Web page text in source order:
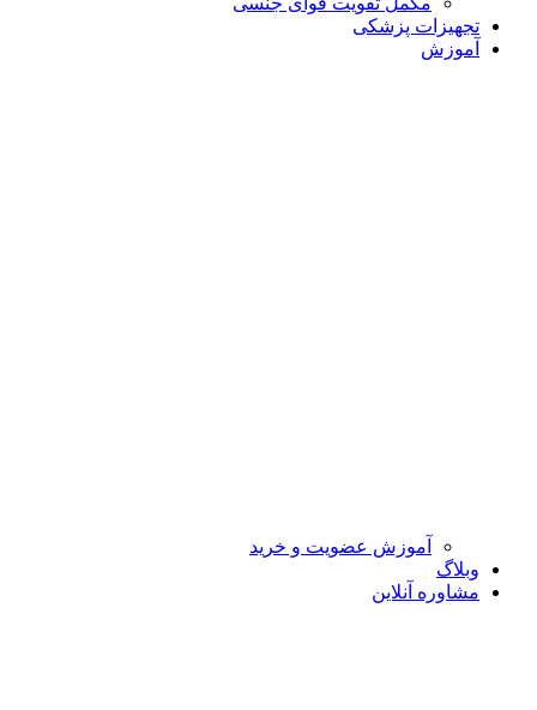
تجهیزات پزشکی
آموزش
آموزش عضویت و خرید
وبلاگ
مشاوره آنلاین